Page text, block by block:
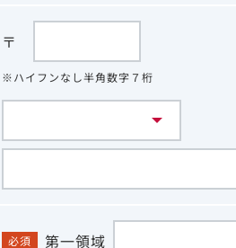
〒
※ハイフンなし半角数字７桁
必須 第一領域